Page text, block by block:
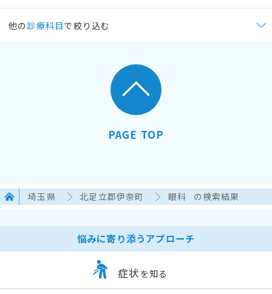
他の 診療科目で絞り込む
PAGE TOP
埼玉県 北足立郡伊奈町 眼科 の検索結果
悩みに寄り添うアプローチ
症状 を知る